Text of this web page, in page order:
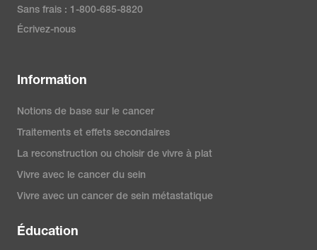
Sans frais : 1-800-685-8820
Écrivez-nous
Information
Notions de base sur le cancer
Traitements et effets secondaires
La reconstruction ou choisir de vivre à plat
Vivre avec le cancer du sein
Vivre avec un cancer de sein métastatique
Éducation